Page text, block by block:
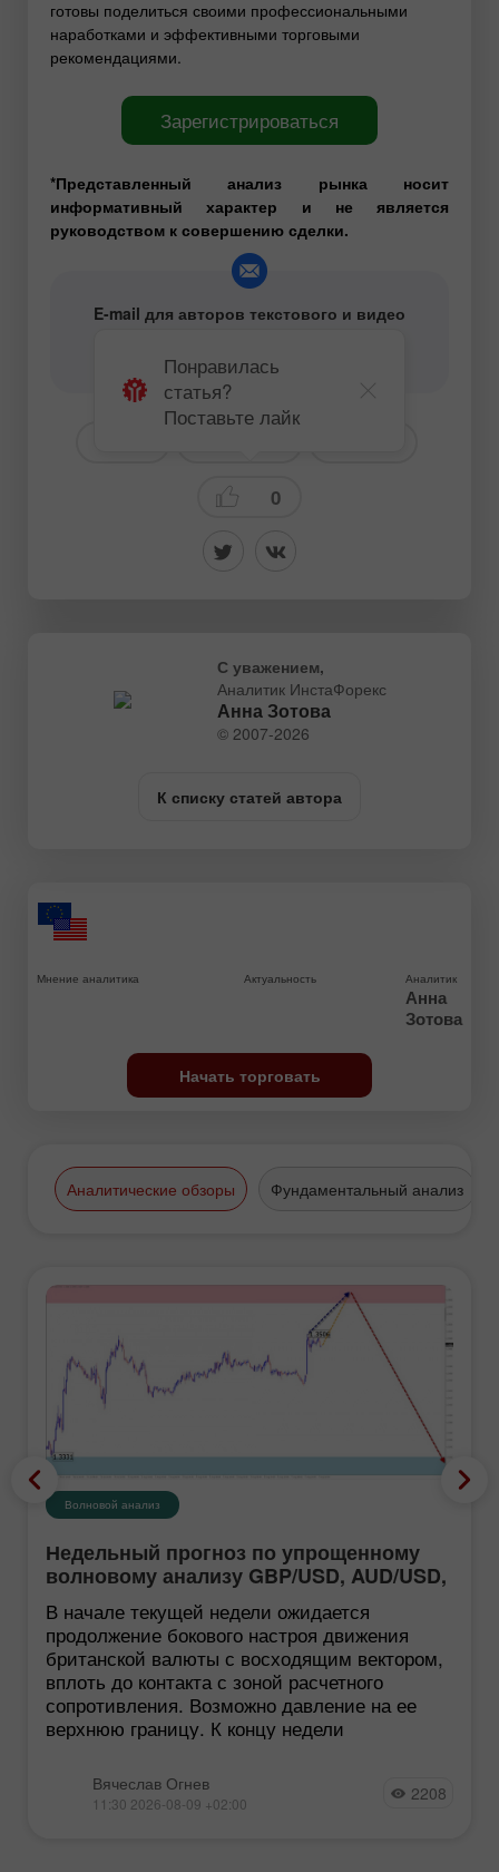
готовы поделиться своими профессиональными
наработками и эффективными торговыми
рекомендациями.
Зарегистрироваться
*Представленный анализ рынка носит
информативный характер и не является
руководством к совершению сделки.
E-mail для авторов текстового и видео
content-authors@instaforex.com
0
Понравилась
статья?
Поставьте лайк
С уважением,
Аналитик ИнстаФорекс
Анна Зотова
© 2007-2026
К списку статей автора
Мнение аналитика Актуальность Аналитик
Анна
Зотова
Начать торговать
Аналитические обзоры Фундаментальный анализ
Волновой анализ
Недельный прогноз по упрощенному
волновому анализу GBP/USD, AUD/USD,
USD/CHF, EUR/JPY, EUR/GBP, #Ethereum
от 10 августа
В начале текущей недели ожидается
продолжение бокового настроя движения
британской валюты с восходящим вектором,
вплоть до контакта с зоной расчетного
сопротивления. Возможно давление на ее
верхнюю границу. К концу недели
Вячеслав Огнев
11:30 2026-08-09 +02:00 2208